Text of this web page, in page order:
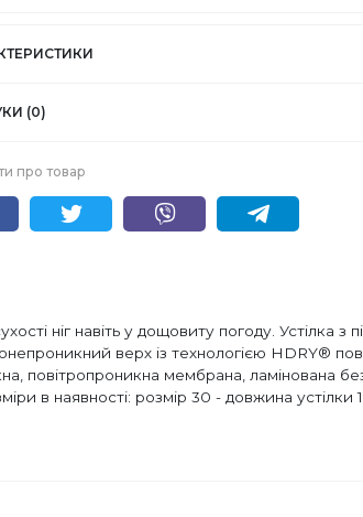
(0)
про товар
ніг навіть у дощовиту погоду. Устілка з
верх із технологією HDRY®
повітропроникна мембрана, ламінована
в наявності: розмір 30 - довжина